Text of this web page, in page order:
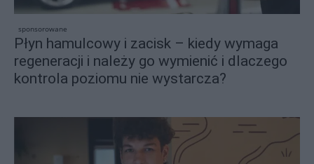
sponsorowane
Płyn hamulcowy i zacisk – kiedy wymaga
regeneracji i należy go wymienić i dlaczego
kontrola poziomu nie wystarcza?